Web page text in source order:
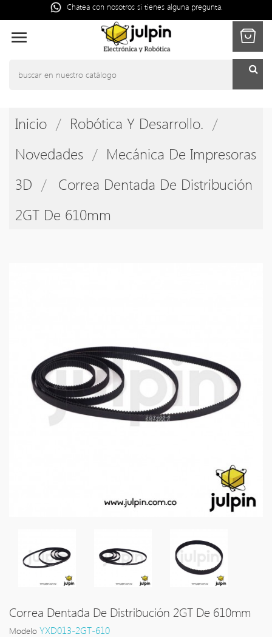
Chatea con nosotros si tienes alguna pregunta.

Inicio
Robótica Y Desarrollo.
Novedades
Mecánica De Impresoras
3D
Correa Dentada De Distribución
2GT De 610mm
Correa Dentada De Distribución 2GT De 610mm
Modelo YXD013-2GT-610